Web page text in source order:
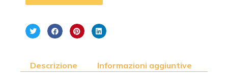
Descrizione Informazioni aggiuntive